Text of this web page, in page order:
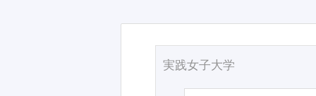
実践女子大学